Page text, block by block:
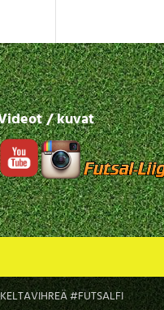
/ kuvat
#FUTSALFI